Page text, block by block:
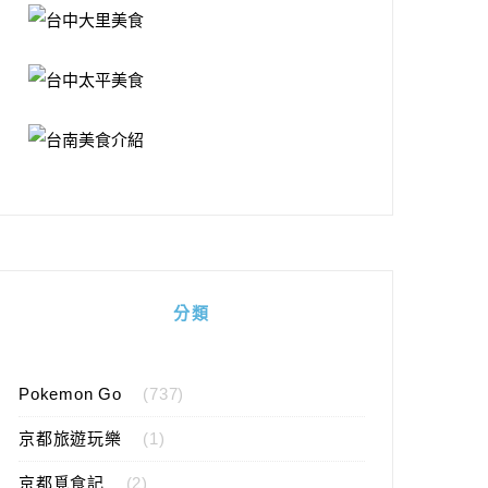
分類
Pokemon Go (737)
京都旅遊玩樂 (1)
京都覓食記 (2)